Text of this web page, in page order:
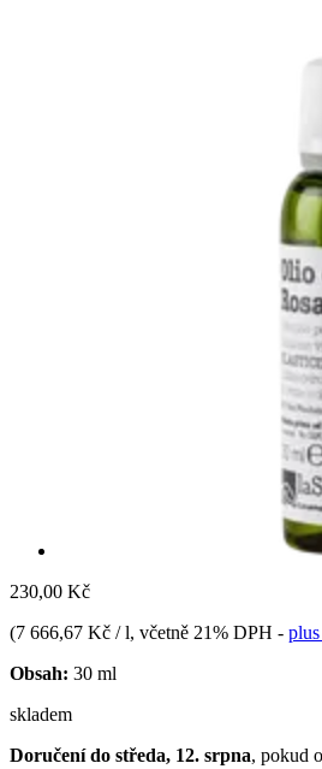
230,00 Kč
(7 666,67 Kč / l, včetně 21% DPH -
Obsah: 30 ml
skladem
Doručení do středa, 12. srpna, pokud